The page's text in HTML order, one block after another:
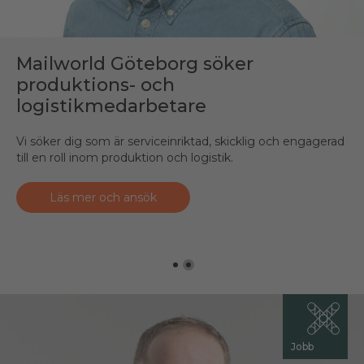
Mailworld söker Maskinoperatör
Vill du jobba med drift och underhåll av brev- och
paketsortering?
Läs mer & sök
Mailworld Göteborg söker
produktions- och
logistikmedarbetare
Vi söker dig som är serviceinriktad, skicklig och engagerad
till en roll inom produktion och logistik.
Läs mer och ansök
Jobb